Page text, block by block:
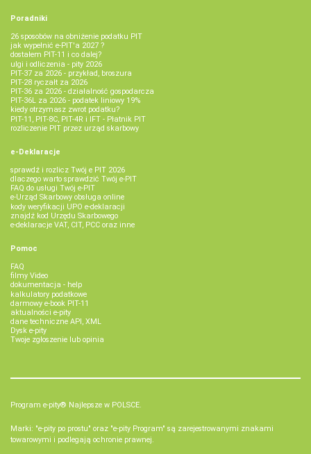
Poradniki
26 sposobów na obniżenie podatku PIT
jak wypełnić e-PIT'a 2027 ?
dostałem PIT-11 i co dalej?
ulgi i odliczenia - pity 2026
PIT-37 za 2026 - przykład, broszura
PIT-28 ryczałt za 2026
PIT-36 za 2026 - działalność gospodarcza
PIT-36L za 2026 - podatek liniowy 19%
kiedy otrzymasz zwrot podatku?
PIT-11, PIT-8C, PIT-4R i IFT - Płatnik PIT
rozliczenie PIT przez urząd skarbowy
e-Deklaracje
sprawdź i rozlicz Twój e PIT 2026
dlaczego warto sprawdzić Twój e-PIT
FAQ do usługi Twój e-PIT
e-Urząd Skarbowy obsługa online
kody weryfikacji UPO e-deklaracji
znajdź kod Urzędu Skarbowego
e-deklaracje VAT, CIT, PCC oraz inne
Pomoc
FAQ
filmy Video
dokumentacja - help
kalkulatory podatkowe
darmowy e-book PIT-11
aktualności e-pity
dane techniczne API, XML
Dysk e-pity
Twoje zgłoszenie lub opinia
Program e-pity® Najlepsze w POLSCE.
Marki: "e-pity po prostu" oraz "e-pity Program" są zarejestrowanymi znakami
towarowymi i podlegają ochronie prawnej.